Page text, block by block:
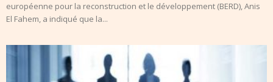
européenne pour la reconstruction et le développement (BERD), Anis
El Fahem, a indiqué que la...